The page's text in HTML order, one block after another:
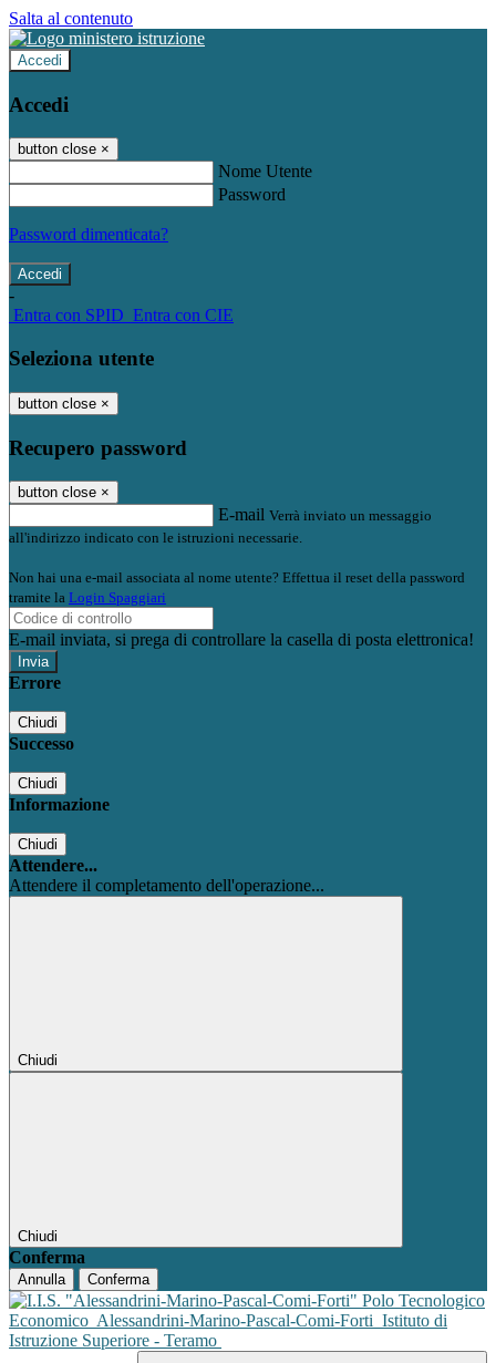
Salta al contenuto
Accedi
Accedi
button close ×
Nome Utente
Password
Password dimenticata?
-
Entra con SPID Entra con CIE
Seleziona utente
button close ×
Recupero password
button close ×
E-mail Verrà inviato un messaggio
all'indirizzo indicato con le istruzioni necessarie.
Non hai una e-mail associata al nome utente? Effettua il reset della password
tramite la Login Spaggiari
E-mail inviata, si prega di controllare la casella di posta elettronica!
Errore
Chiudi
Successo
Chiudi
Informazione
Chiudi
Attendere...
Attendere il completamento dell'operazione...
Chiudi
Chiudi
Conferma
Annulla Conferma
Polo Tecnologico
Economico Alessandrini-Marino-Pascal-Comi-Forti Istituto di
Istruzione Superiore - Teramo